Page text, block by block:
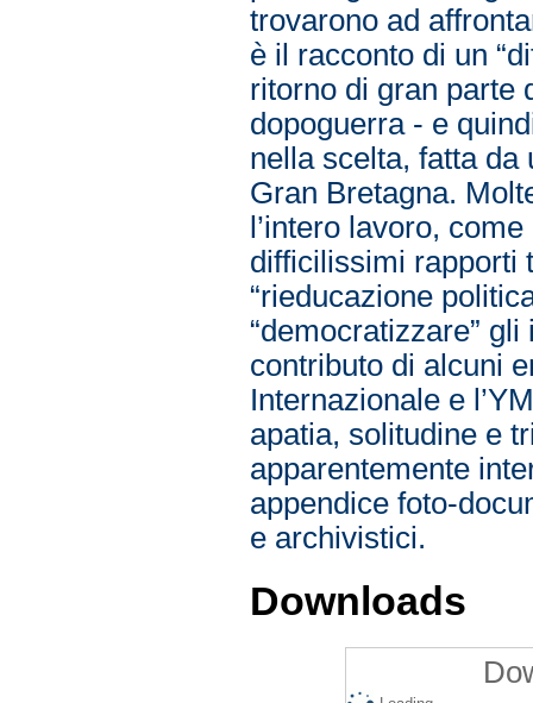
trovarono ad
è il racconto di un
ritorno di gran parte
dopoguerra - e
nella scelta, fatta
Gran Bretagna.
l’intero lavoro,
difficilissimi rapporti
“rieducazione
“democratizzare”
contributo di alcuni
Internazionale e
apatia, solitudine e
apparentemente
appendice foto-
e archivistici.
Downloads